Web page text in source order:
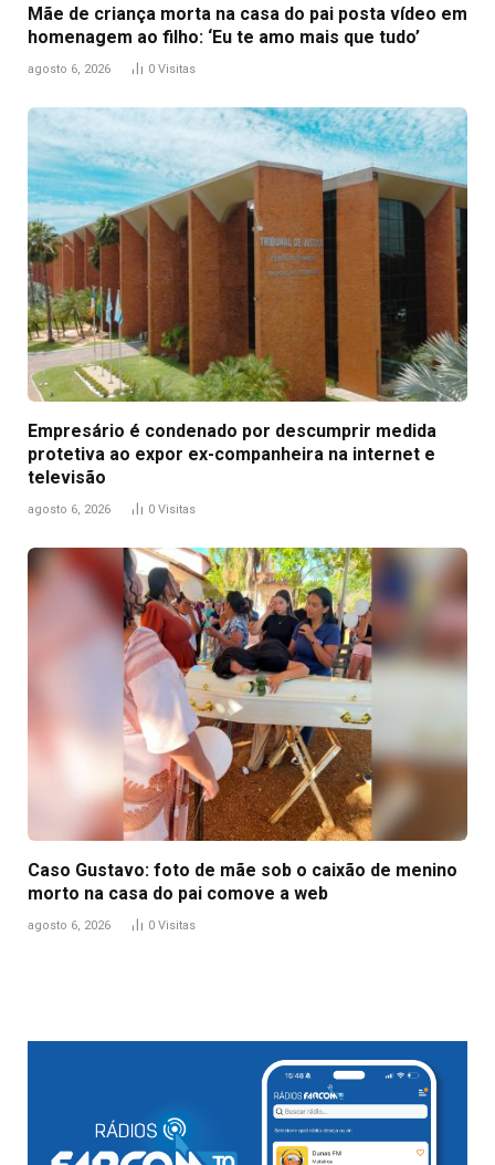
Mãe de criança morta na casa do pai posta vídeo em
homenagem ao filho: ‘Eu te amo mais que tudo’
agosto 6, 2026 0 Visitas
Empresário é condenado por descumprir medida
protetiva ao expor ex-companheira na internet e
televisão
agosto 6, 2026 0 Visitas
Caso Gustavo: foto de mãe sob o caixão de menino
morto na casa do pai comove a web
agosto 6, 2026 0 Visitas